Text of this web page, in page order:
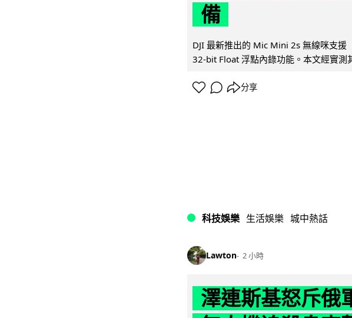
備
DJI 最新推出的 Mic Mini 2s 無線咪支援
32-bit Float 浮點內錄功能。本文經實測
分享
科技娛樂 生活娛樂 城中熱話
Lawton 2 小時
澤連斯基怒斥俄